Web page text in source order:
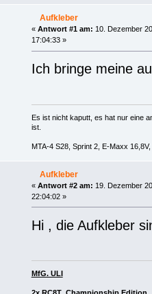
Aufkleber
« Antwort #1 am: 10. Dezember
17:04:33 »
Ich bringe meine
Es ist nicht kaputt, es hat nur eine
ist.
MTA-4 S28, Sprint 2, E-Maxx
Aufkleber
« Antwort #2 am: 19. Dezember
22:04:02 »
Hi , die Aufkleber
MfG. ULI